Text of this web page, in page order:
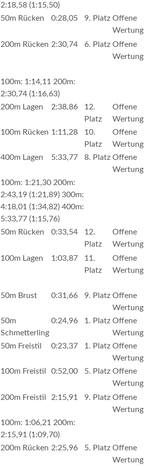
2:18,58 (1:15,50)
50m Rücken
0:28,05 9. Platz Offene
Wertung
200m Rücken 2:30,74 6. Platz Offene
Wertung
100m: 1:14,11 200m:
2:30,74 (1:16,63)
200m Lagen
2:38,86
12.
Platz
Offene
Wertung
100m Rücken 1:11,28
10.
Platz
Offene
Wertung
400m Lagen
5:33,77 8. Platz Offene
Wertung
100m: 1:21,30 200m:
2:43,19 (1:21,89) 300m:
4:18,01 (1:34,82) 400m:
5:33,77 (1:15,76)
50m Rücken
0:33,54
12.
Platz
Offene
Wertung
100m Lagen 1:03,87
11.
Platz
Offene
Wertung
50m Brust 0:31,66 9. Platz Offene
Wertung
50m
Schmetterling
0:24,96 1. Platz Offene
Wertung
50m Freistil
0:23,37 1. Platz Offene
Wertung
100m Freistil
0:52,00 5. Platz Offene
Wertung
200m Freistil 2:15,91 9. Platz Offene
Wertung
100m: 1:06,21 200m:
2:15,91 (1:09,70)
200m Rücken 2:25,96 5. Platz Offene
Wertung